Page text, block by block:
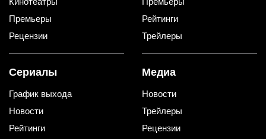
Премьеры
Рецензии
Рейтинги
Трейлеры
Сериалы
График выхода
Новости
Рейтинги
Медиа
Новости
Трейлеры
Рецензии